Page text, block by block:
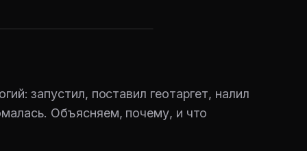
запустил, поставил геотаргет, налил
Объясняем, почему, и что